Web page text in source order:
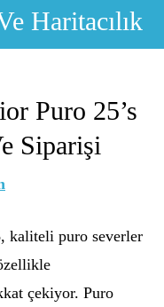
Haritacılık
Puro 25’s
Siparişi
, kaliteli puro severler
çekiyor. Puro